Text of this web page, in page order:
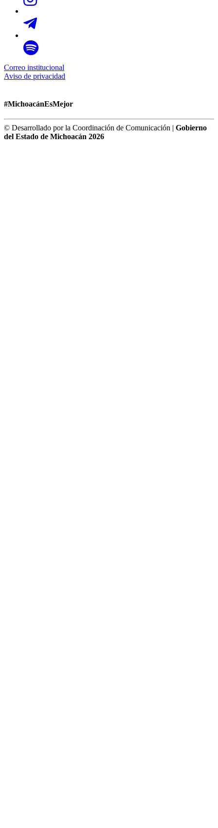
Correo institucional
Aviso de privacidad
#MichoacánEsMejor
© Desarrollado por la Coordinación de Comunicación | Gobierno
del Estado de Michoacán 2026